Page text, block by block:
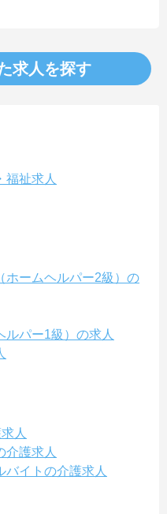
求人を探す
福祉求人
ホームヘルパー2級）の
パー1級）の求人
人
介護求人
イトの介護求人